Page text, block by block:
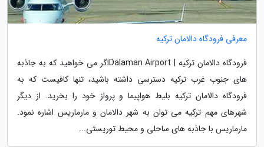
معرفی فرودگاه دالامان ترکیه
فرودگاه دالامان ترکیه | Dalaman Airportاگر می خواهید که به جاذبه
های جنوب غرب ترکیه دسترسی داشته باشید، تنها کافیست که به
فرودگاه دالامان ترکیه بلیط هواپیما و پرواز خود را بخرید. از دیگر
شهرهای مهم ترکیه می توان به شهر دالامان و مارماریس اشاره نمود.
مارماریس با جاذبه های ساحلی و محیط توریستی...